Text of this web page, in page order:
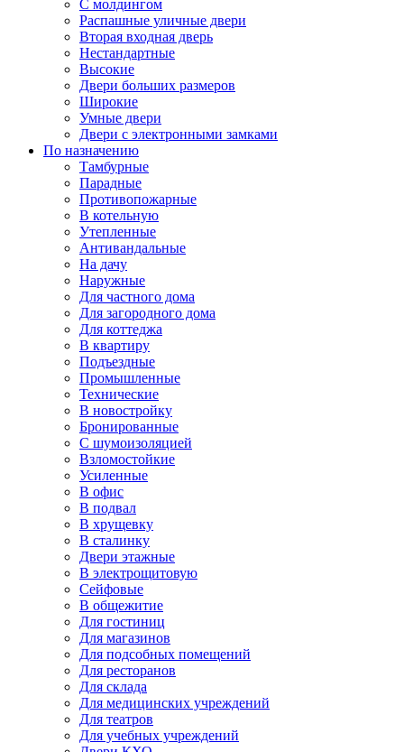
С молдингом
Распашные уличные двери
Вторая входная дверь
Нестандартные
Высокие
Двери больших размеров
Широкие
Умные двери
Двери с электронными замками
По назначению
Тамбурные
Парадные
Противопожарные
В котельную
Утепленные
Антивандальные
На дачу
Наружные
Для частного дома
Для загородного дома
Для коттеджа
В квартиру
Подъездные
Промышленные
Технические
В новостройку
Бронированные
С шумоизоляцией
Взломостойкие
Усиленные
В офис
В подвал
В хрущевку
В сталинку
Двери этажные
В электрощитовую
Сейфовые
В общежитие
Для гостиниц
Для магазинов
Для подсобных помещений
Для ресторанов
Для склада
Для медицинских учреждений
Для театров
Для учебных учреждений